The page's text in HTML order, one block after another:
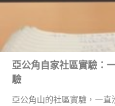
亞公角自家社區實驗：
驗
亞公角山的社區實驗，一